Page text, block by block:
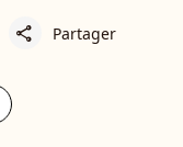
share Partager